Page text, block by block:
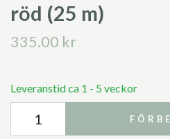
röd (25 m)
335.00 kr
Leveranstid ca 1 - 5 veckor